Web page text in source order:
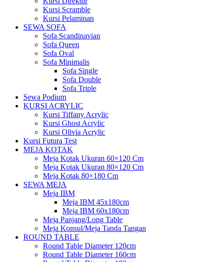
Kursi Scramble
Kursi Pelaminan
SEWA SOFA
Sofa Scandinavian
Sofa Queen
Sofa Oval
Sofa Minimalis
Sofa Single
Sofa Double
Sofa Triple
Sewa Podium
KURSI ACRYLIC
Kursi Tiffany Acrylic
Kursi Ghost Acrylic
Kursi Olivia Acrylic
Kursi Futura Test
MEJA KOTAK
Meja Kotak Ukuran 60×120 Cm
Meja Kotak Ukuran 80×120 Cm
Meja Kotak 80×180 Cm
SEWA MEJA
Meja IBM
Meja IBM 45x180cm
Meja IBM 60x180cm
Meja Panjang/Long Table
Meja Konsul/Meja Tanda Tangan
ROUND TABLE
Round Table Diameter 120cm
Round Table Diameter 160cm